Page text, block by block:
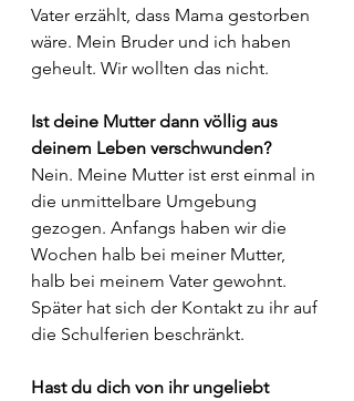
Vater erzählt, dass Mama gestorben
wäre. Mein Bruder und ich haben
geheult. Wir wollten das nicht.
Ist deine Mutter dann völlig aus
deinem Leben verschwunden?
Nein. Meine Mutter ist erst einmal in
die unmittelbare Umgebung
gezogen. Anfangs haben wir die
Wochen halb bei meiner Mutter,
halb bei meinem Vater gewohnt.
Später hat sich der Kontakt zu ihr auf
die Schulferien beschränkt.
Hast du dich von ihr ungeliebt